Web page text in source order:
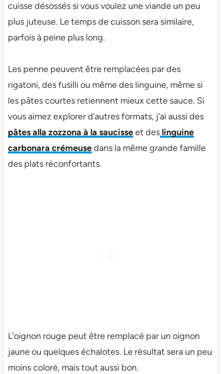
cuisse désossés si vous voulez une viande un peu
plus juteuse. Le temps de cuisson sera similaire,
parfois à peine plus long.
Les penne peuvent être remplacées par des
rigatoni, des fusilli ou même des linguine, même si
les pâtes courtes retiennent mieux cette sauce. Si
vous aimez explorer d’autres formats, j’ai aussi des
pâtes alla zozzona à la saucisseet deslinguine
carbonara crémeusedans la même grande famille
des plats réconfortants.
L’oignon rouge peut être remplacé par un oignon
jaune ou quelques échalotes. Le résultat sera un peu
moins coloré, mais tout aussi bon.